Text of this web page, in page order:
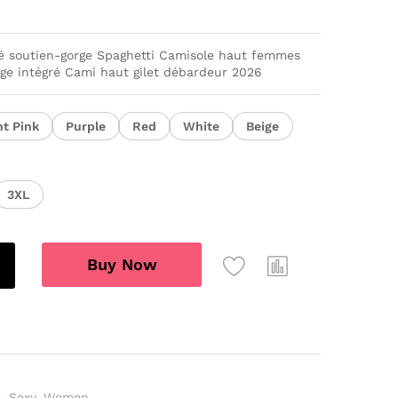
gorge Spaghetti Camisole haut femmes
intégré Cami haut gilet débardeur 2026
Pink Purple Red White
Beige
3XL
Buy Now